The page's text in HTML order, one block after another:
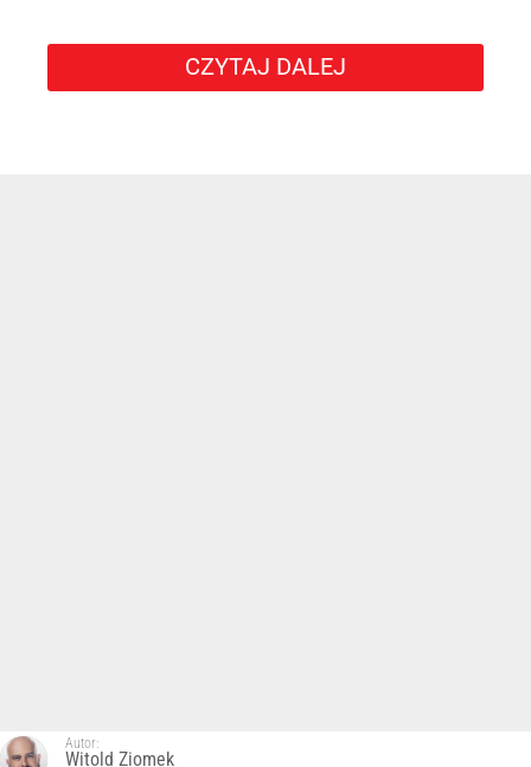
CZYTAJ DALEJ
Autor:
Witold Ziomek